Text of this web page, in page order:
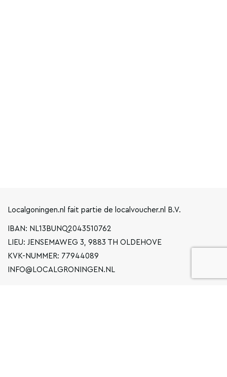
Localgoningen.nl fait partie de localvoucher.nl B.V.
IBAN: NL13BUNQ2043510762
LIEU: JENSEMAWEG 3, 9883 TH OLDEHOVE
KVK-NUMMER: 77944089
INFO@LOCALGRONINGEN.NL